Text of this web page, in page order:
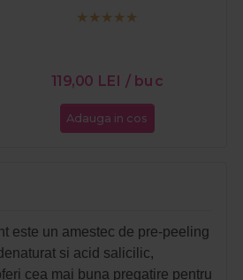
Peeling Special
119,00 LEI / buc
Adauga in cos
este un amestec de pre-peeling
si acid salicilic,
cea mai buna pregatire pentru